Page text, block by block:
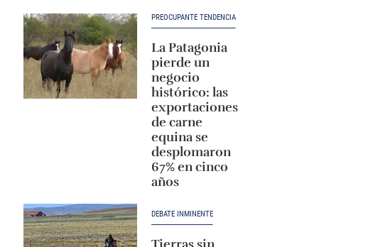
PREOCUPANTE TENDENCIA
La Patagonia
pierde un
negocio
histórico: las
exportaciones
de carne
equina se
desplomaron
67% en cinco
años
DEBATE INMINENTE